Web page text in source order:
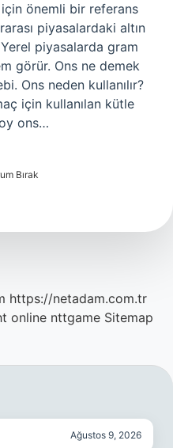
için önemli bir referans
piyasalardaki altın
piyasalarda gram
görür. Ons ne demek
Ons neden kullanılır?
için kullanılan kütle
ons…
Bırak
https://netadam.com.tr
online nttgame Sitemap
Ağustos 9, 2026